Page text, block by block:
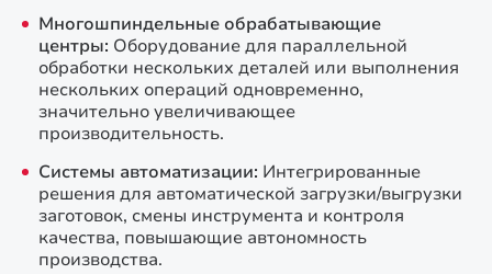
Многошпиндельные обрабатывающие
центры: Оборудование для параллельной
обработки нескольких деталей или выполнения
нескольких операций одновременно,
значительно увеличивающее
производительность.
Системы автоматизации: Интегрированные
решения для автоматической загрузки/выгрузки
заготовок, смены инструмента и контроля
качества, повышающие автономность
производства.